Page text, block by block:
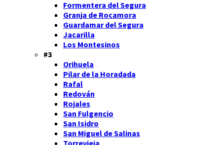
Formentera del Segura
Granja de Rocamora
Guardamar del Segura
Jacarilla
Los Montesinos
#3
Orihuela
Pilar de la Horadada
Rafal
Redován
Rojales
San Fulgencio
San Isidro
San Miguel de Salinas